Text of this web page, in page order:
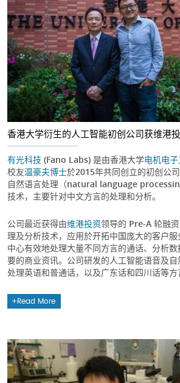
香港大学衍生的人工智能初创公司获维港
有光科技 (Fano Labs) 是由香港大学电机电
校友温豪夫博士於2015年共同创立的初创公
自然语言处理（natural language
技术，主要针对中文方言的处理和分析。
公司最近获得由维港投资领导的 Pre-A 轮融
理及分析技术，应用於开拓中国庞大的客户
中心有效地处理大量不同方言的通话、分析
要的商业资讯。公司研发的人工智能语音及
处理英语和普通话，以及广东话和四川话等方
Read More